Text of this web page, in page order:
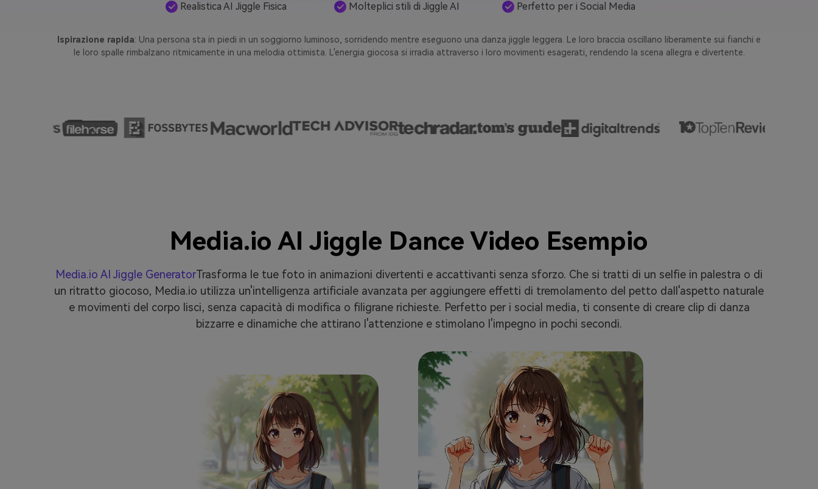
Realistica AI Jiggle Fisica Molteplici stili di Jiggle AI Perfetto per i Social Media
Ispirazione rapida: Una persona sta in piedi in un soggiorno luminoso, sorridendo mentre eseguono una danza jiggle leggera. Le loro braccia oscillano liberamente sui fianchi e
le loro spalle rimbalzano ritmicamente in una melodia ottimista. L'energia giocosa si irradia attraverso i loro movimenti esagerati, rendendo la scena allegra e divertente.
Media.io AI Jiggle Dance Video Esempio
Media.io AI Jiggle GeneratorTrasforma le tue foto in animazioni divertenti e accattivanti senza sforzo. Che si tratti di un selfie in palestra o di
un ritratto giocoso, Media.io utilizza un'intelligenza artificiale avanzata per aggiungere effetti di tremolamento del petto dall'aspetto naturale
e movimenti del corpo lisci, senza capacità di modifica o filigrane richieste. Perfetto per i social media, ti consente di creare clip di danza
bizzarre e dinamiche che attirano l'attenzione e stimolano l'impegno in pochi secondi.